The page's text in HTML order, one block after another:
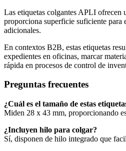
Las etiquetas colgantes APLI ofrecen
proporciona superficie suficiente para
adicionales.
En contextos B2B, estas etiquetas
expedientes en oficinas, marcar
rápida en procesos de control de
Preguntas frecuentes
¿Cuál es el tamaño de estas
Miden 28 x 43 mm, proporcionando
¿Incluyen hilo para colgar?
Sí, disponen de hilo integrado que